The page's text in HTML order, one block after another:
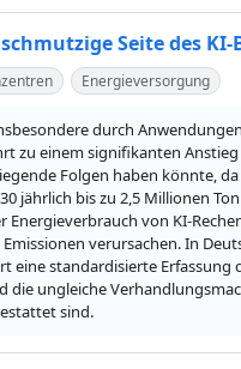
Seite des KI-
Energieversorgung
durch
zu einem signifikanten
Folgen haben könnte,
jährlich bis zu 2,5 Millionen
von KI-
verursachen. In
standardisierte
ungleiche
sind.